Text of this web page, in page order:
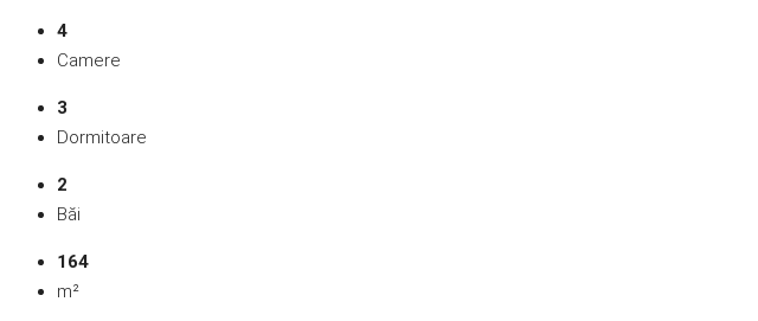
4
Camere
3
Dormitoare
2
Băi
164
m²